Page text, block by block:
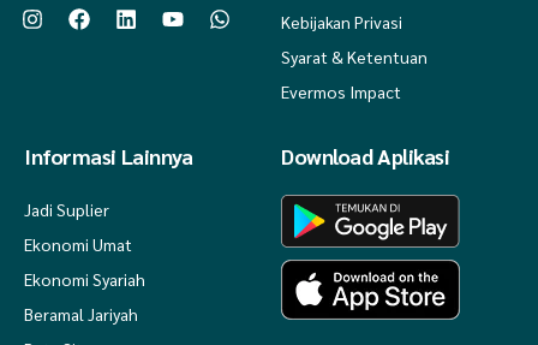
Kebijakan Privasi
Syarat & Ketentuan
Evermos Impact
Informasi Lainnya
Jadi Suplier
Ekonomi Umat
Ekonomi Syariah
Beramal Jariyah
Download Aplikasi